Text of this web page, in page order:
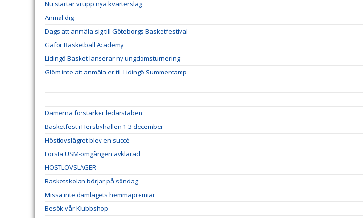
Nu startar vi upp nya kvarterslag
Anmäl dig
Dags att anmäla sig till Göteborgs Basketfestival
Gafor Basketball Academy
Lidingö Basket lanserar ny ungdomsturnering
Glöm inte att anmäla er till Lidingö Summercamp
Damerna förstärker ledarstaben
Basketfest i Hersbyhallen 1-3 december
Höstlovslägret blev en succé
Första USM-omgången avklarad
HÖSTLOVSLÄGER
Basketskolan börjar på söndag
Missa inte damlagets hemmapremiär
Besök vår Klubbshop